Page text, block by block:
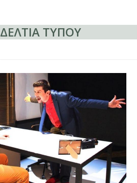
ΔΕΛΤΙΑ ΤΥΠΟΥ